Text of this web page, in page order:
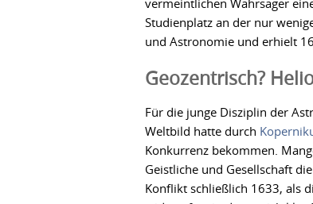
vermeintlichen Wahrsager
Studienplatz an der nur
und Astronomie und erhielt
Geozentrisch?
Für die junge Disziplin der
Weltbild hatte durch
Konkurrenz bekommen.
Geistliche und Gesellschaft
Konflikt schließlich 1633, als